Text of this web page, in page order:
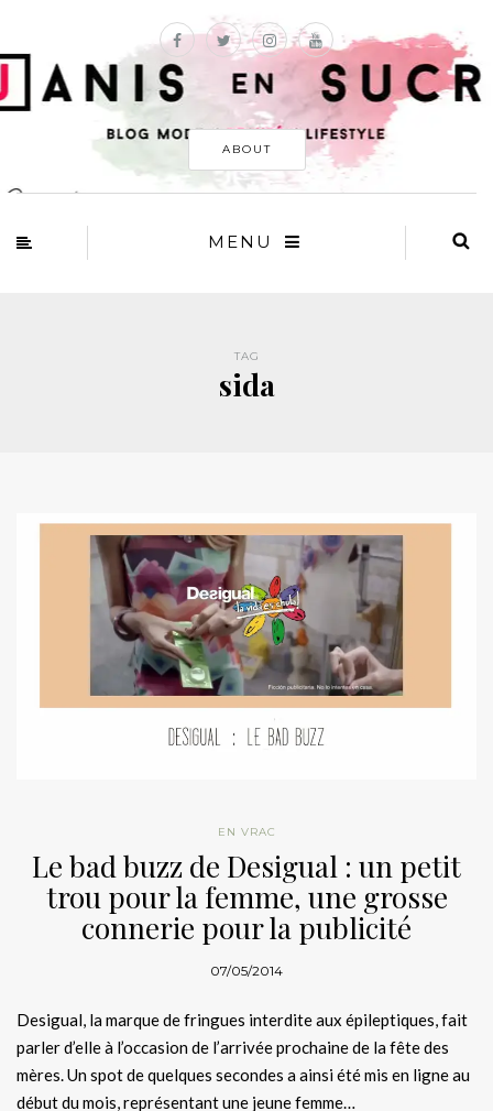
ABOUT
MENU
TAG
sida
EN VRAC
Le bad buzz de Desigual : un petit
trou pour la femme, une grosse
connerie pour la publicité
07/05/2014
Desigual, la marque de fringues interdite aux épileptiques, fait
parler d’elle à l’occasion de l’arrivée prochaine de la fête des
mères. Un spot de quelques secondes a ainsi été mis en ligne au
début du mois, représentant une jeune femme…